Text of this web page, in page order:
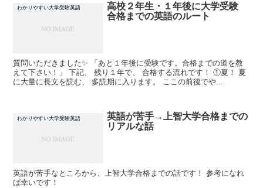
わかりやすい大学受験英語
高校２年生・１年後に大学受験
合格までの英語のルート
質問いただきました✨ 「あと１年後に受験です。合格までの道を教
えて下さい！」 下記、 残り１年で、 合格する流れです！ ①夏！ 夏
に大量に長文を読む、 多読期に入ります。 ここの前後でや...
わかりやすい大学受験英語
英語が苦手→上智大学合格までの
リアルな話
英語が苦手なところから、上智大学合格までの話です！ 参考になれ
ば幸いです！